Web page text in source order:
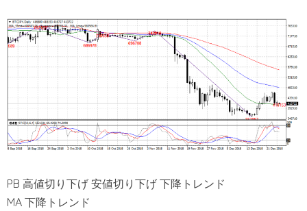
PB 高値切り下げ 安値切り下げ 下降トレンド
MA 下降トレンド